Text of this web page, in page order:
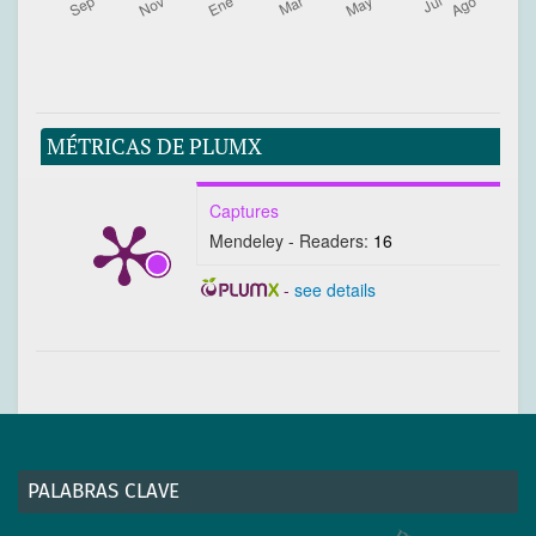
Asian Tapir in Kerinci Seblat National Park,
Sumatra: evidence collected through photo-
trapping. Oryx, 31:34-40.
Inskip, C. and A. Zimmermann. 2009. Human-
felid conflict: a review of patterns and priorities
worldwide. Oryx, 43:18-34.
Koster, J.M. 2006. Assessing the sustainability of
MÉTRICAS DE PLUMX
Captures
Mendeley - Readers: 16
-see details
PALABRAS CLAVE